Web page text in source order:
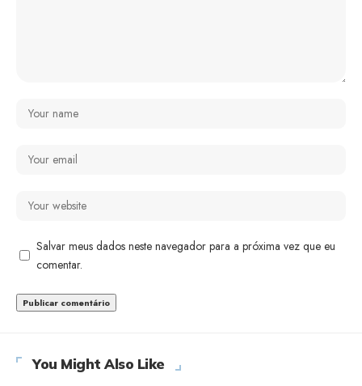
Salvar meus dados neste navegador para a próxima vez que eu
comentar.
You Might Also Like